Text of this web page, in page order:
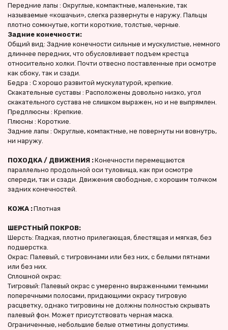
Передние лапы : Округлые, компактные, маленькие, так
называемые «кошачьи», слегка развернуты е наружу. Пальцы
плотно сомкнутые, когти короткие, толстые, черные.
Задние конечности:
Общий вид: Задние конечности сильные и мускулистые, немного
длиннее передних, что обусловливает подъем крестца
относительно холки. Почти отвесно поставленные при осмотре
как сбоку, так и сзади.
Бедра : С хорошо развитой мускулатурой, крепкие.
Скакательные суставы : Расположены довольно низко, угол
скакательного сустава не слишком выражен, но и не выпрямлен.
Предплюсны : Крепкие.
Плюсны : Короткие.
Задние лапы : Округлые, компактные, не повернуты ни вовнутрь,
ни наружу.
ПОХОДКА / ДВИЖЕНИЯ : Конечности перемещаются
параллельно продольной оси туловища, как при осмотре
спереди, так и сзади. Движения свободные, с хорошим толчком
задних конечностей.
КОЖА : Плотная
ШЕРСТНЫЙ ПОКРОВ:
Шерсть: Гладкая, плотно прилегающая, блестящая и мягкая, без
подшерстка.
Окрас: Палевый, с тигровинами или без них, с белыми пятнами
или без них.
Сплошной окрас:
Тигровый: Палевый окрас с умеренно выраженными темными
поперечными полосами, придающими окрасу тигровую
расцветку, однако тигровины не должны полностью скрывать
палевый фон. Может присутствовать черная маска.
Ограниченные, небольшие белые отметины допустимы.